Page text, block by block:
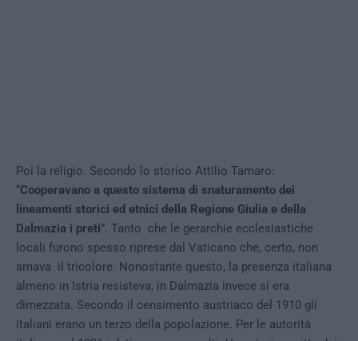
Poi la religio. Secondo lo storico Attilio Tamaro:
“Cooperavano a questo sistema di snaturamento dei
lineamenti storici ed etnici della Regione Giulia e della
Dalmazia i preti”. Tanto che le gerarchie ecclesiastiche
locali furono spesso riprese dal Vaticano che, certo, non
amava il tricolore. Nonostante questo, la presenza italiana
almeno in Istria resisteva, in Dalmazia invece si era
dimezzata. Secondo il censimento austriaco del 1910 gli
italiani erano un terzo della popolazione. Per le autorità